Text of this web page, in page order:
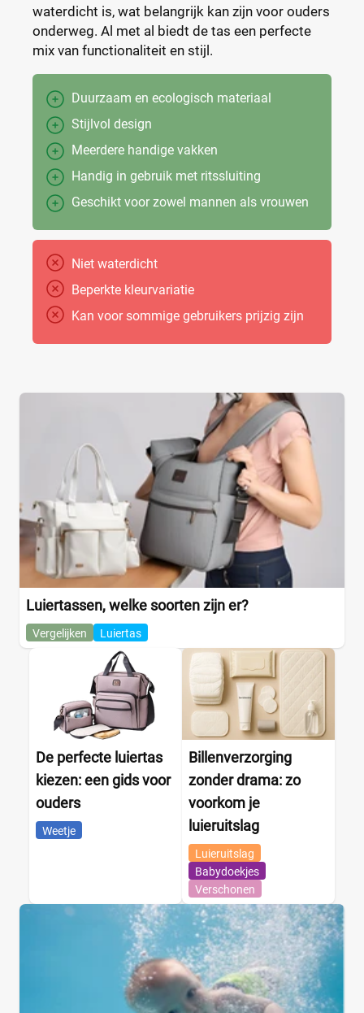
waterdicht is, wat belangrijk kan zijn voor ouders
onderweg. Al met al biedt de tas een perfecte
mix van functionaliteit en stijl.
Duurzaam en ecologisch materiaal
Stijlvol design
Meerdere handige vakken
Handig in gebruik met ritssluiting
Geschikt voor zowel mannen als vrouwen
Niet waterdicht
Beperkte kleurvariatie
Kan voor sommige gebruikers prijzig zijn
Luiertassen, welke soorten zijn er?
Vergelijken Luiertas
De perfecte luiertas
kiezen: een gids voor
ouders
Weetje
Billenverzorging
zonder drama: zo
voorkom je
luieruitslag
Luieruitslag
Babydoekjes
Verschonen